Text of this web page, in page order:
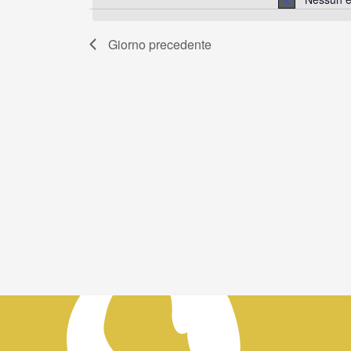
data.
Giorno precedente